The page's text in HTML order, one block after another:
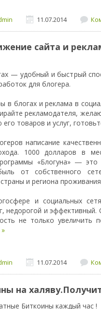
11.07.2014
сайта и
— удобный и быстрый
для блогера.
в блогах и реклама в
рекламодателя,
его товаров и услуг,
написание
1000 долларов в
«Блогуна» ―
от собственного
и региона
и социальных
недорогой и
не только увеличить
11.07.2014
на
Биткоины каждый час !